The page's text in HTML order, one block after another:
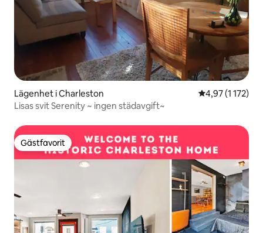
Lägenhet i Charleston 4,97 av 5 i
4,97 (1 172)
Lisas svit Serenity ~ ingen städavgift~
Gästfavorit
Gästfavorit